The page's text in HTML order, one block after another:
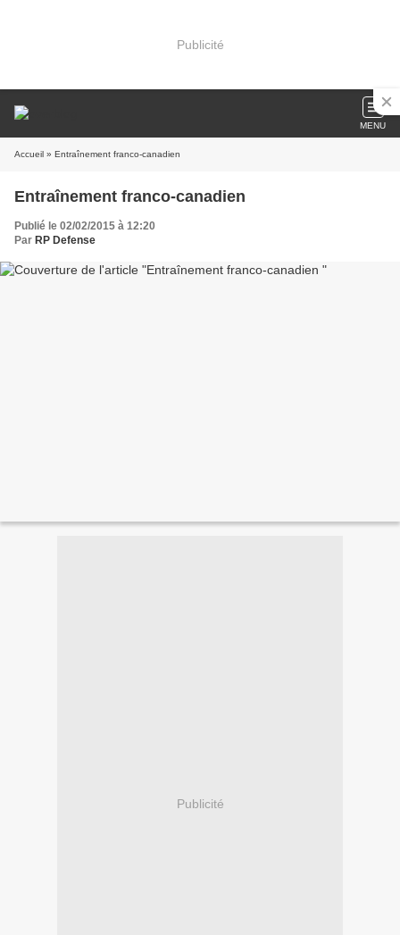
Publicité
MENU
Accueil » Entraînement franco-canadien
Entraînement franco-canadien
Publié le 02/02/2015 à 12:20
Par RP Defense
Publicité